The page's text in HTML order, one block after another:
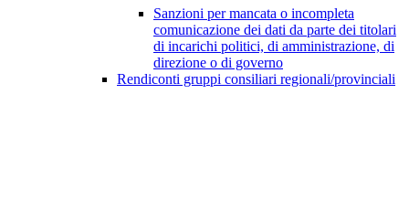
Sanzioni per mancata o incompleta
comunicazione dei dati da parte dei titolari
di incarichi politici, di amministrazione, di
direzione o di governo
Rendiconti gruppi consiliari regionali/provinciali